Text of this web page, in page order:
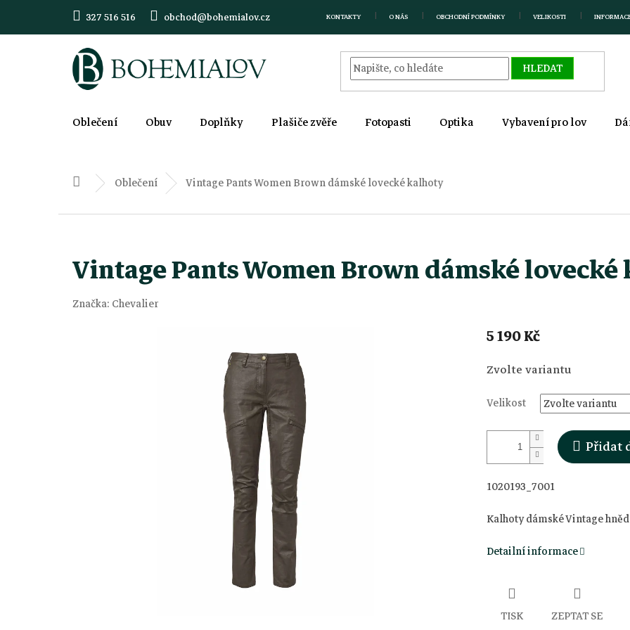
327 516 516 obchod@bohemialov.cz KONTAKTY O NÁS OBCHODNÍ PODMÍNKY VELIKOSTI
HLEDAT
Oblečení Obuv Doplňky Plašiče zvěře Fotopasti Optika Vybavení pro lov
Domů Oblečení Vintage Pants Women Brown dámské lovecké kalhoty
Vintage Pants Women Brown dámské
Značka: Chevalier
5 190 Kč
Měrná
cena:
Zvolte variantu
Velikost
Přidat
1020193_7001
Kalhoty dámské Vintage
Detailní informace
TISK ZEPTAT SE